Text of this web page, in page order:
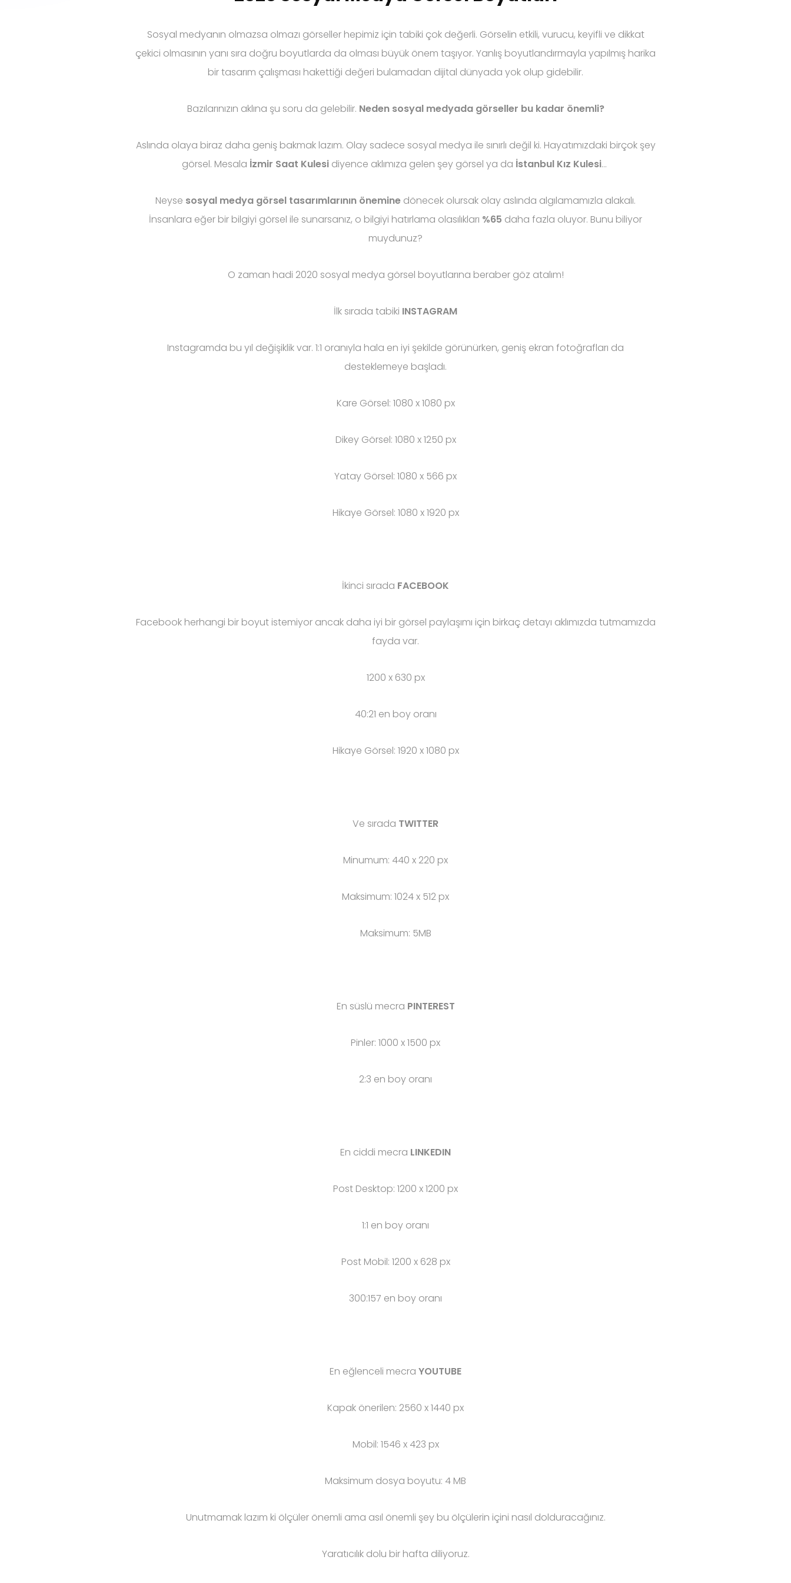
Sosyal medyanın olmazsa olmazı görseller hepimiz için tabiki çok değerli. Görselin etkili, vurucu, keyifli ve dikkat
çekici olmasının yanı sıra doğru boyutlarda da olması büyük önem taşıyor. Yanlış boyutlandırmayla yapılmış harika
bir tasarım çalışması hakettiği değeri bulamadan dijital dünyada yok olup gidebilir.
Bazılarınızın aklına şu soru da gelebilir. Neden sosyal medyada görseller bu kadar önemli?
Aslında olaya biraz daha geniş bakmak lazım. Olay sadece sosyal medya ile sınırlı değil ki. Hayatımızdaki birçok şey
görsel. Mesala İzmir Saat Kulesi diyence aklımıza gelen şey görsel ya da İstanbul Kız Kulesi...
Neyse sosyal medya görsel tasarımlarının önemine dönecek olursak olay aslında algılamamızla alakalı.
İnsanlara eğer bir bilgiyi görsel ile sunarsanız, o bilgiyi hatırlama olasılıkları %65 daha fazla oluyor. Bunu biliyor
muydunuz?
O zaman hadi 2020 sosyal medya görsel boyutlarına beraber göz atalım!
İlk sırada tabiki INSTAGRAM
Instagramda bu yıl değişiklik var. 1:1 oranıyla hala en iyi şekilde görünürken, geniş ekran fotoğrafları da
desteklemeye başladı.
Kare Görsel: 1080 x 1080 px
Dikey Görsel: 1080 x 1250 px
Yatay Görsel: 1080 x 566 px
Hikaye Görsel: 1080 x 1920 px
İkinci sırada FACEBOOK
Facebook herhangi bir boyut istemiyor ancak daha iyi bir görsel paylaşımı için birkaç detayı aklımızda tutmamızda
fayda var.
1200 x 630 px
40:21 en boy oranı
Hikaye Görsel: 1920 x 1080 px
Ve sırada TWITTER
Minumum: 440 x 220 px
Maksimum: 1024 x 512 px
Maksimum: 5MB
En süslü mecra PINTEREST
Pinler: 1000 x 1500 px
2:3 en boy oranı
En ciddi mecra LINKEDIN
Post Desktop: 1200 x 1200 px
1:1 en boy oranı
Post Mobil: 1200 x 628 px
300:157 en boy oranı
En eğlenceli mecra YOUTUBE
Kapak önerilen: 2560 x 1440 px
Mobil: 1546 x 423 px
Maksimum dosya boyutu: 4 MB
Unutmamak lazım ki ölçüler önemli ama asıl önemli şey bu ölçülerin içini nasıl dolduracağınız.
Yaratıcılık dolu bir hafta diliyoruz.